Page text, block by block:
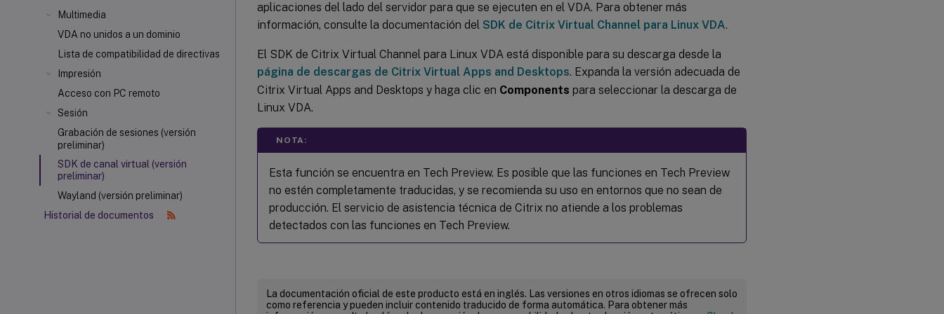
Multimedia
VDA no unidos a un dominio
Lista de compatibilidad de directivas
Impresión
Acceso con PC remoto
Sesión
Grabación de sesiones (versión
preliminar)
SDK de canal virtual (versión
preliminar)
Wayland (versión preliminar)
Historial de documentos
aplicaciones del lado del servidor para que se ejecuten en el VDA. Para obtener más
información, consulte la documentación del SDK de Citrix Virtual Channel para Linux VDA.
El SDK de Citrix Virtual Channel para Linux VDA está disponible para su descarga desde la
página de descargas de Citrix Virtual Apps and Desktops. Expanda la versión adecuada de
Citrix Virtual Apps and Desktops y haga clic en Components para seleccionar la descarga de
Linux VDA.
NOTA:
Esta función se encuentra en Tech Preview. Es posible que las funciones en Tech Preview
no estén completamente traducidas, y se recomienda su uso en entornos que no sean de
producción. El servicio de asistencia técnica de Citrix no atiende a los problemas
detectados con las funciones en Tech Preview.
La documentación oficial de este producto está en inglés. Las versiones en otros idiomas se ofrecen solo
como referencia y pueden incluir contenido traducido de forma automática. Para obtener más